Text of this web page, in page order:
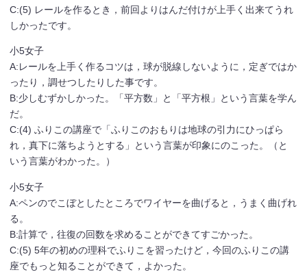
C:(5) レールを作るとき，前回よりはんだ付けが上手く出来てうれ
しかったです。
小5女子
A:レールを上手く作るコツは，球が脱線しないように，定ぎではか
ったり，調せつしたりした事です。
B:少しむずかしかった。「平方数」と「平方根」という言葉を学ん
だ。
C:(4) ふりこの講座で「ふりこのおもりは地球の引力にひっぱら
れ，真下に落ちようとする」という言葉が印象にのこった。（と
いう言葉がわかった。）
小5女子
A:ペンのでこぼとしたところでワイヤーを曲げると，うまく曲げれ
る。
B:計算で，往復の回数を求めることができてすごかった。
C:(5) 5年の初めの理科でふりこを習ったけど，今回のふりこの講
座でもっと知ることができて，よかった。